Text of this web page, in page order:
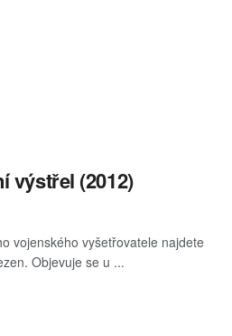
výstřel (2012)
vojenského vyšetřovatele najdete
Objevuje se u ...